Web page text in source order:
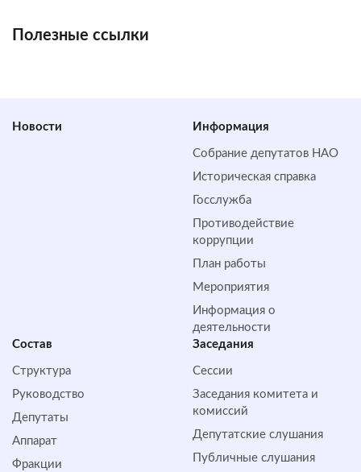
Полезные ссылки
Новости Информация
Собрание депутатов НАО
Историческая справка
Госслужба
Противодействие
коррупции
План работы
Мероприятия
Информация о
деятельности
Состав
Структура
Руководство
Депутаты
Аппарат
Фракции
Заседания
Сессии
Заседания комитета и
комиссий
Депутатские слушания
Публичные слушания